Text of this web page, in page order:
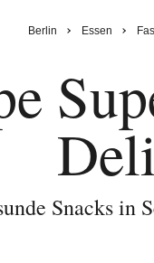
Berlin Essen
Snacks in